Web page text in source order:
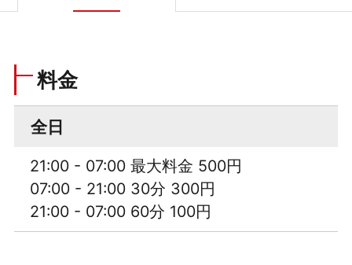
料金
全日
21:00 - 07:00 最大料金 500円
07:00 - 21:00 30分 300円
21:00 - 07:00 60分 100円